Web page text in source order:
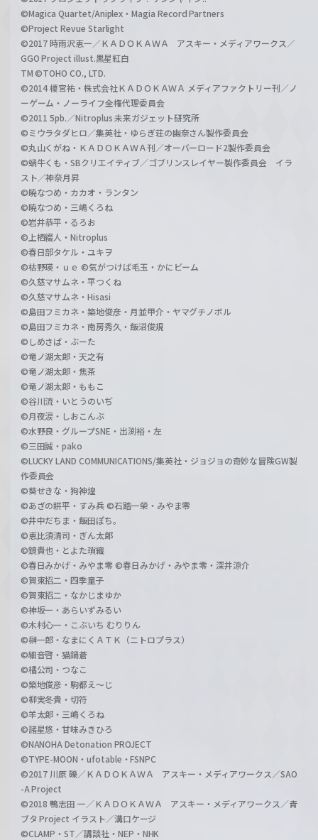
©Magica Quartet/Aniplex・Magia Record Partners
©Project Revue Starlight
©2017 時雨沢恵一／ＫＡＤＯＫＡＷＡ アスキー・メディアワークス／
GGO Project illust.黒星紅白
TM ©TOHO CO., LTD.
©2014 榎宮祐・株式会社ＫＡＤＯＫＡＷＡ メディアファクトリー刊／ノ
ーゲーム・ノーライフ全権代理委員会
©2011 5pb.／Nitroplus 未来ガジェット研究所
©ミウラタダヒロ／集英社・ゆらぎ荘の幽奈さん製作委員会
©丸山くがね・ＫＡＤＯＫＡＷＡ刊／オーバーロード2製作委員会
©蝸牛くも・SBクリエイティブ／ゴブリンスレイヤー製作委員会 イラ
スト／神奈月昇
©暁なつめ・カカオ・ランタン
©暁なつめ・三嶋くろね
©岩井恭平・るろお
©上栖綴人・Nitroplus
©春日部タケル・ユキヲ
©枯野瑛・ｕｅ ©気がつけば毛玉・かにビーム
©久慈マサムネ・平つくね
©久慈マサムネ・Hisasi
©島田フミカネ・築地俊彦・月並甲介・ヤマグチノボル
©島田フミカネ・南房秀久・飯沼俊規
©しめさば・ぶーた
©竜ノ湖太郎・天之有
©竜ノ湖太郎・焦茶
©竜ノ湖太郎・ももこ
©谷川流・いとうのいぢ
©月夜涙・しおこんぶ
©水野良・グループSNE・出渕裕・左
©三田誠・pako
©LUCKY LAND COMMUNICATIONS/集英社・ジョジョの奇妙な冒険GW製
作委員会
©葵せきな・狗神煌
©あざの耕平・すみ兵 ©石踏一榮・みやま零
©井中だちま・飯田ぽち。
©恵比須清司・ぎん太郎
©鏡貴也・とよた瑣織
©春日みかげ・みやま零 ©春日みかげ・みやま零・深井涼介
©賀東招二・四季童子
©賀東招二・なかじまゆか
©神坂一・あらいずみるい
©木村心一・こぶいち むりりん
©榊一郎・なまにくＡＴＫ（ニトロプラス）
©細音啓・猫鍋蒼
©橘公司・つなこ
©築地俊彦・駒都え～じ
©柳実冬貴・切符
©羊太郎・三嶋くろね
©諸星悠・甘味みきひろ
©NANOHA Detonation PROJECT
©TYPE-MOON・ufotable・FSNPC
©2017 川原 礫／ＫＡＤＯＫＡＷＡ アスキー・メディアワークス／SAO
-A Project
©2018 鴨志田 一／ＫＡＤＯＫＡＷＡ アスキー・メディアワークス／青
ブタ Project イラスト／溝口ケージ
©CLAMP・ST／講談社・NEP・NHK